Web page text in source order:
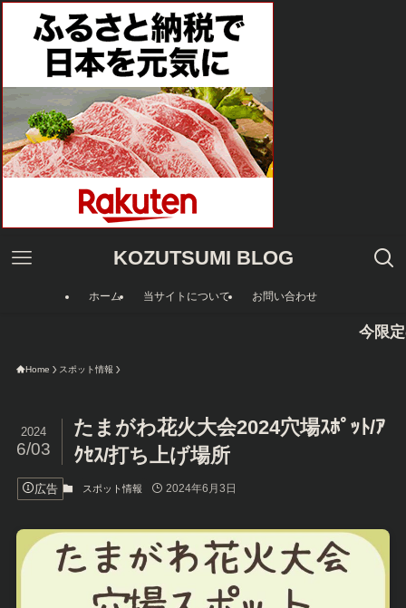
KOZUTSUMI BLOG
ホーム 当サイトについて お問い合わせ
今限定のAmazon
Home スポット情報
たまがわ花火大会2024穴場ｽﾎﾟｯﾄ/ｱ
ｸｾｽ/打ち上げ場所
2024
6/03
広告 スポット情報 2024年6月3日